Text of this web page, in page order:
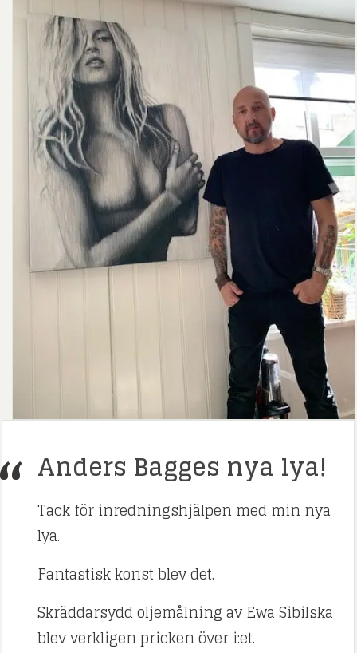
Anders Bagges nya lya!
Tack för inredningshjälpen med min nya
lya.
Fantastisk konst blev det.
Skräddarsydd oljemålning av Ewa Sibilska
blev verkligen pricken över i:et.